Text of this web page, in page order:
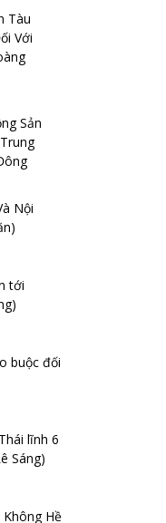
Tàu
Với
Sản
Nội
tới
buộc đối
lĩnh 6
Sáng)
Hề